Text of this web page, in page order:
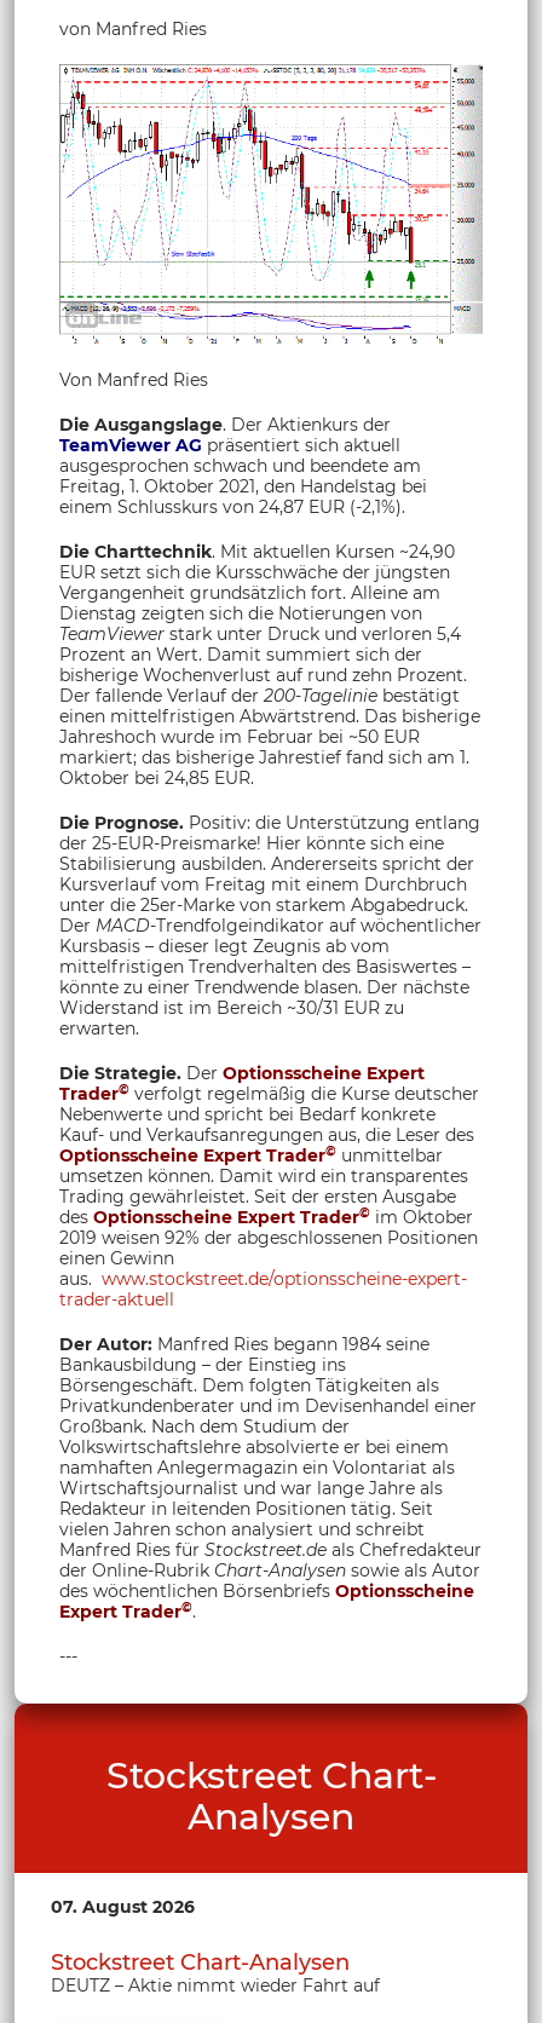
von Manfred Ries
Von Manfred Ries
Die Ausgangslage. Der Aktienkurs der
TeamViewer AG präsentiert sich aktuell
ausgesprochen schwach und beendete am
Freitag, 1. Oktober 2021, den Handelstag bei
einem Schlusskurs von 24,87 EUR (-2,1%).
Die Charttechnik. Mit aktuellen Kursen ~24,90
EUR setzt sich die Kursschwäche der jüngsten
Vergangenheit grundsätzlich fort. Alleine am
Dienstag zeigten sich die Notierungen von
TeamViewer stark unter Druck und verloren 5,4
Prozent an Wert. Damit summiert sich der
bisherige Wochenverlust auf rund zehn Prozent.
Der fallende Verlauf der 200-Tagelinie bestätigt
einen mittelfristigen Abwärtstrend. Das bisherige
Jahreshoch wurde im Februar bei ~50 EUR
markiert; das bisherige Jahrestief fand sich am 1.
Oktober bei 24,85 EUR.
Die Prognose. Positiv: die Unterstützung entlang
der 25-EUR-Preismarke! Hier könnte sich eine
Stabilisierung ausbilden. Andererseits spricht der
Kursverlauf vom Freitag mit einem Durchbruch
unter die 25er-Marke von starkem Abgabedruck.
Der MACD-Trendfolgeindikator auf wöchentlicher
Kursbasis – dieser legt Zeugnis ab vom
mittelfristigen Trendverhalten des Basiswertes –
könnte zu einer Trendwende blasen. Der nächste
Widerstand ist im Bereich ~30/31 EUR zu
erwarten.
Die Strategie. Der Optionsscheine Expert
Trader© verfolgt regelmäßig die Kurse deutscher
Nebenwerte und spricht bei Bedarf konkrete
Kauf- und Verkaufsanregungen aus, die Leser des
Optionsscheine Expert Trader© unmittelbar
umsetzen können. Damit wird ein transparentes
Trading gewährleistet. Seit der ersten Ausgabe
des Optionsscheine Expert Trader© im Oktober
2019 weisen 92% der abgeschlossenen Positionen
einen Gewinn
aus. www.stockstreet.de/optionsscheine-expert-
trader-aktuell
Der Autor: Manfred Ries begann 1984 seine
Bankausbildung – der Einstieg ins
Börsengeschäft. Dem folgten Tätigkeiten als
Privatkundenberater und im Devisenhandel einer
Großbank. Nach dem Studium der
Volkswirtschaftslehre absolvierte er bei einem
namhaften Anlegermagazin ein Volontariat als
Wirtschaftsjournalist und war lange Jahre als
Redakteur in leitenden Positionen tätig. Seit
vielen Jahren schon analysiert und schreibt
Manfred Ries für Stockstreet.de als Chefredakteur
der Online-Rubrik Chart-Analysen sowie als Autor
des wöchentlichen Börsenbriefs Optionsscheine
Expert Trader©.
---
Stockstreet Chart-
Analysen
07. August 2026
Stockstreet Chart-Analysen
DEUTZ – Aktie nimmt wieder Fahrt auf